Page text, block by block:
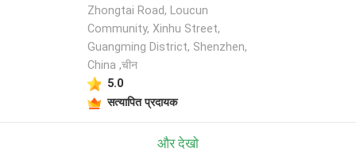
Zhongtai Road, Loucun
Community, Xinhu Street,
Guangming District, Shenzhen,
China ,चीन
5.0
सत्यापित प्रदायक
और देखो